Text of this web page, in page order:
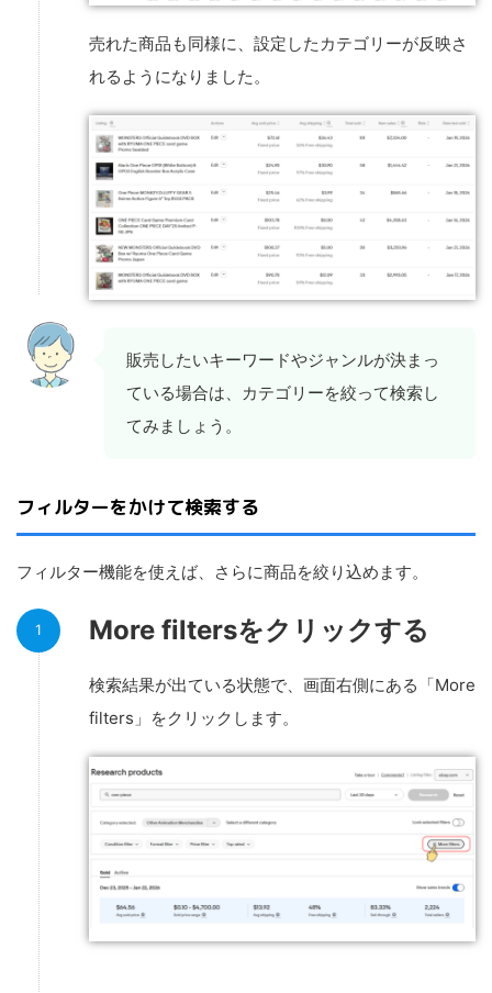
売れた商品も同様に、設定したカテゴリーが反映さ
れるようになりました。
販売したいキーワードやジャンルが決まっ
ている場合は、カテゴリーを絞って検索し
てみましょう。
フィルターをかけて検索する
フィルター機能を使えば、さらに商品を絞り込めます。
More filtersをクリックする
検索結果が出ている状態で、画面右側にある「More
filters」をクリックします。